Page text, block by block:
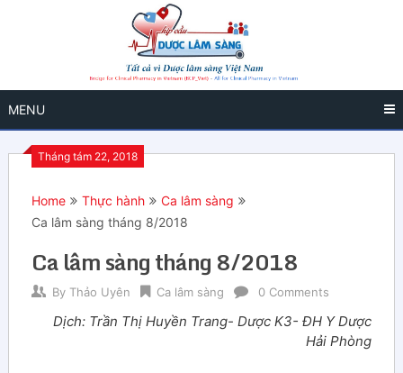
MENU
Tháng tám 22, 2018
Home Thực hành
Ca lâm sàng
Ca lâm sàng tháng 8/2018
Ca lâm sàng tháng 8/2018
By Thảo Uyên Ca lâm sàng 0 Comments
Dịch: Trần Thị Huyền Trang- Dược K3- ĐH Y Dược
Hải Phòng